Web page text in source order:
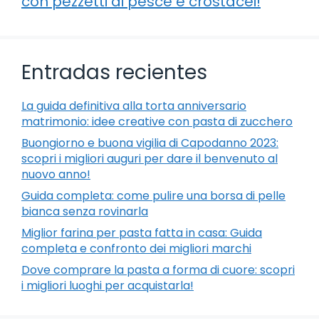
Entradas recientes
La guida definitiva alla torta anniversario
matrimonio: idee creative con pasta di zucchero
Buongiorno e buona vigilia di Capodanno 2023:
scopri i migliori auguri per dare il benvenuto al
nuovo anno!
Guida completa: come pulire una borsa di pelle
bianca senza rovinarla
Miglior farina per pasta fatta in casa: Guida
completa e confronto dei migliori marchi
Dove comprare la pasta a forma di cuore: scopri
i migliori luoghi per acquistarla!